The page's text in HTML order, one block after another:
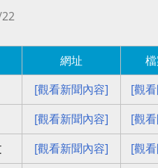
網址
[觀看新聞內容]
[觀
[觀看新聞內容]
[觀
[觀看新聞內容]
[觀